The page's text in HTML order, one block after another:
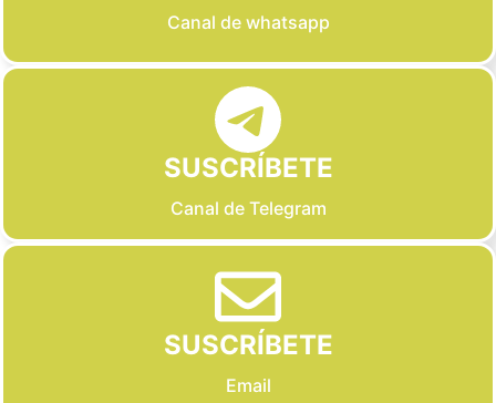
Canal de whatsapp
SUSCRÍBETE
Canal de Telegram
SUSCRÍBETE
Email